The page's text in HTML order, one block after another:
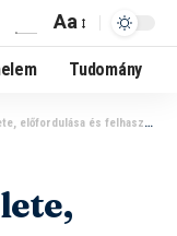
Aa
Tudomány
előfordulása és felhasználása